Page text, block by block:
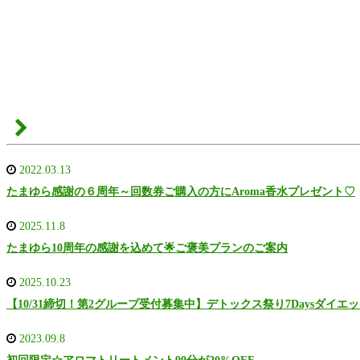
2022.03.13
たまゆら感謝の６周年～回数券ご購入の方にAroma香水プレゼント♡
2025.11.8
たまゆら10周年の感謝を込めて🌟ご褒美プランのご案内
2025.10.23
【10/31締切！第2グループ受付募集中】デトックス祭り7Daysダイエ
2023.09.8